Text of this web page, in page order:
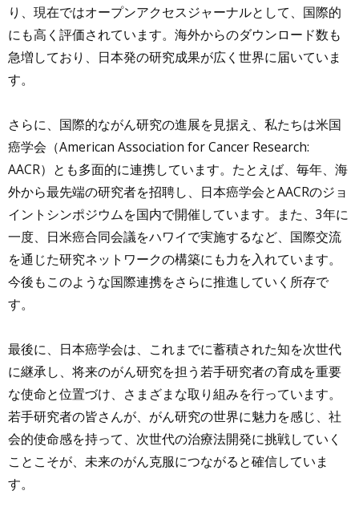
り、現在ではオープンアクセスジャーナルとして、国際的
にも高く評価されています。海外からのダウンロード数も
急増しており、日本発の研究成果が広く世界に届いていま
す。
さらに、国際的ながん研究の進展を見据え、私たちは米国
癌学会（American Association for Cancer Research:
AACR）とも多面的に連携しています。たとえば、毎年、海
外から最先端の研究者を招聘し、日本癌学会とAACRのジョ
イントシンポジウムを国内で開催しています。また、3年に
一度、日米癌合同会議をハワイで実施するなど、国際交流
を通じた研究ネットワークの構築にも力を入れています。
今後もこのような国際連携をさらに推進していく所存で
す。
最後に、日本癌学会は、これまでに蓄積された知を次世代
に継承し、将来のがん研究を担う若手研究者の育成を重要
な使命と位置づけ、さまざまな取り組みを行っています。
若手研究者の皆さんが、がん研究の世界に魅力を感じ、社
会的使命感を持って、次世代の治療法開発に挑戦していく
ことこそが、未来のがん克服につながると確信していま
す。